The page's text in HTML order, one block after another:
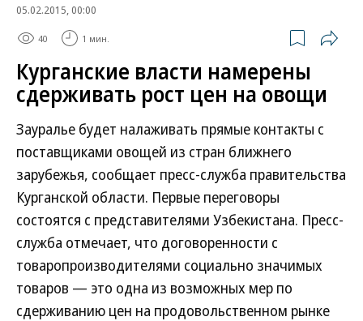
05.02.2015, 00:00
40 1 мин.
Курганские власти намерены
сдерживать рост цен на овощи
Зауралье будет налаживать прямые контакты с
поставщиками овощей из стран ближнего
зарубежья, сообщает пресс-служба правительства
Курганской области. Первые переговоры
состоятся с представителями Узбекистана. Пресс-
служба отмечает, что договоренности с
товаропроизводителями социально значимых
товаров — это одна из возможных мер по
сдерживанию цен на продовольственном рынке